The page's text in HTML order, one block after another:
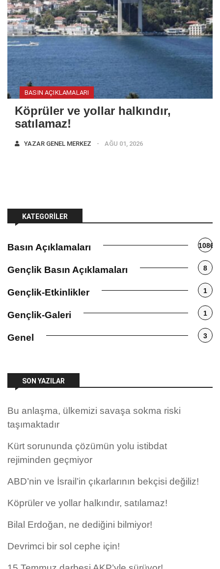
BASIN AÇIKLAMALARI
Köprüler ve yollar halkındır,
satılamaz!
YAZAR GENEL MERKEZ AĞU 01, 2026
KATEGORILER
Basın Açıklamaları 1086
Gençlik Basın Açıklamaları 8
Gençlik-Etkinlikler 1
Gençlik-Galeri 1
Genel 3
SON YAZILAR
Bu anlaşma, ülkemizi savaşa sokma riski
taşımaktadır
Kürt sorununda çözümün yolu istibdat
rejiminden geçmiyor
ABD’nin ve İsrail’in çıkarlarının bekçisi değiliz!
Köprüler ve yollar halkındır, satılamaz!
Bilal Erdoğan, ne dediğini bilmiyor!
Devrimci bir sol cephe için!